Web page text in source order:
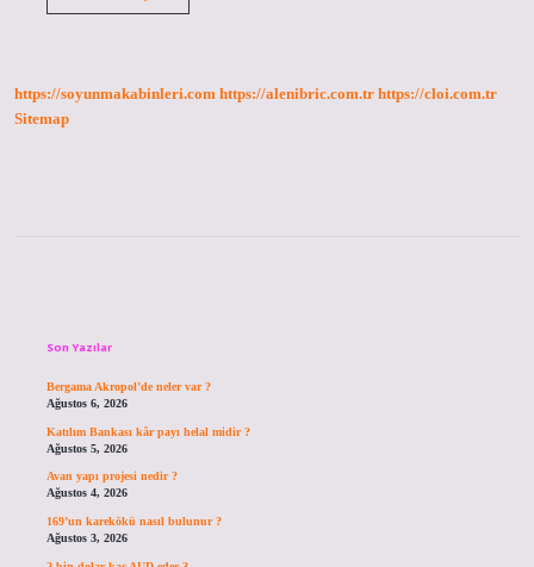
https://soyunmakabinleri.com https://alenibric.com.tr https://cloi.com.tr
Sitemap
Son Yazılar
Bergama Akropol’de neler var ?
Ağustos 6, 2026
Katılım Bankası kâr payı helal midir ?
Ağustos 5, 2026
Avan yapı projesi nedir ?
Ağustos 4, 2026
169’un karekökü nasıl bulunur ?
Ağustos 3, 2026